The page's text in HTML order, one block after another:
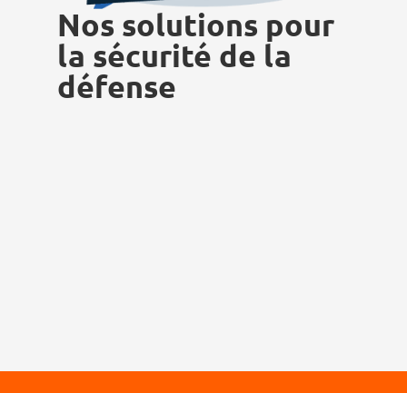
Nos solutions pour
la sécurité de la
défense